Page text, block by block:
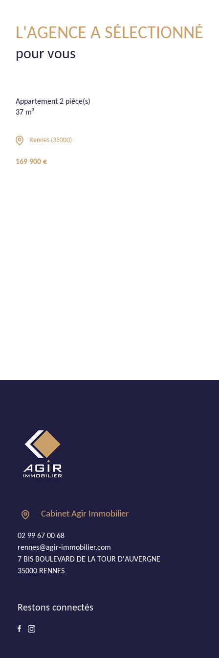
L'AGENCE A SÉLECTIONNÉ
pour vous
Appartement 2 pièce(s)
37 m²
Rennes (35000)
169 900 €
Cabinet Agir Immobilier
02 99 67 00 68
rennes@agir-immobilier.com
7 BIS BOULEVARD DE LA TOUR D'AUVERGNE
35000 RENNES
Restons connectés